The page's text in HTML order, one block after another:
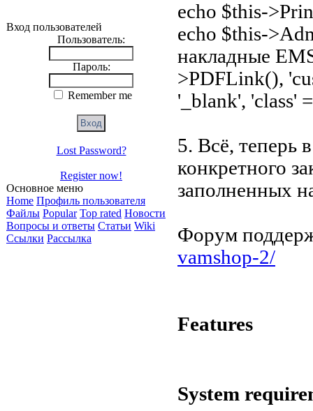
Вход пользователей
Пользователь:
Пароль:
Remember me
Lost Password?
Register now!
Основное меню
Home Профиль пользователя
Файлы Popular Top rated Новости
Вопросы и ответы Статьи Wiki
Ссылки Рассылка
echo $this-
echo $this-
накладные
>PDFLink(),
'_blank', 'class'
5. Всё, теперь
конкретного
заполненных
Форум
vamshop-2/
Features
System